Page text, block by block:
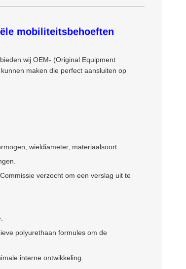
mobiliteitsbehoeften
wij OEM- (Original Equipment
maken die perfect aansluiten op
wieldiameter, materiaalsoort.
verzocht om een verslag uit te
polyurethaan formules om de
interne ontwikkeling.